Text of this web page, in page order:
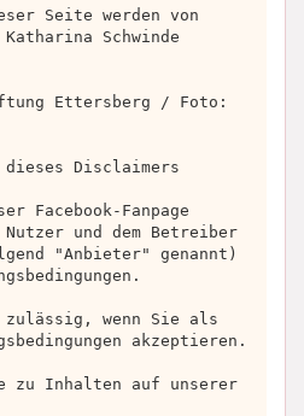
Seite werden von
Schwinde
Ettersberg / Foto:
Disclaimers
Facebook-Fanpage
und dem Betreiber
"Anbieter" genannt)
wenn Sie als
akzeptieren.
zu Inhalten auf unserer